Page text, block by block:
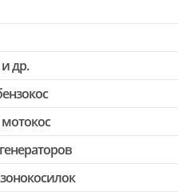
др.
/Oleo-mac /Echo и др.